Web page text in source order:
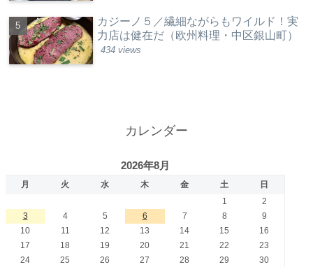
カジーノ５／繊細ながらもワイルド！実
力店は健在だ（欧州料理・中区銀山町）
434 views
カレンダー
2026年8月
月 火 水 木 金 土
日
1
2
3
4 5 6 7 8
9
10
11 12 13 14 15
16
17
18 19 20 21 22
23
24
25 26 27 28 29
30